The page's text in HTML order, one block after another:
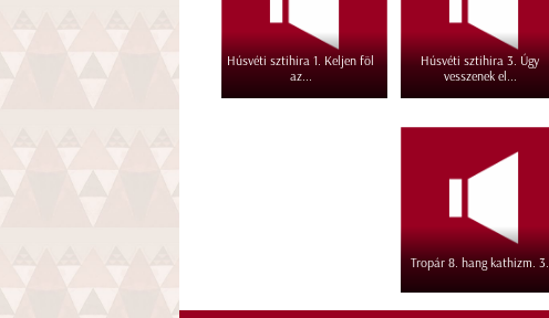
Húsvéti sztihira 1. Keljen föl
az...
Húsvéti sztihira 3. Úgy
vesszenek el...
Tropár 8. hang kathizm. 3.